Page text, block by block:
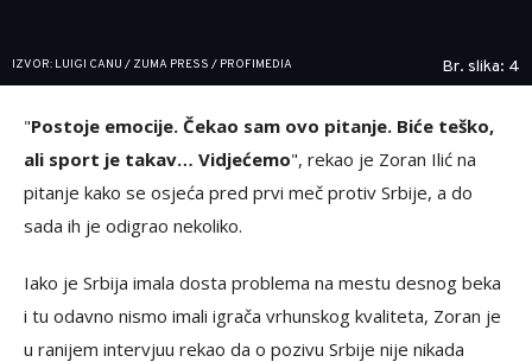
IZVOR: LUIGI CANU / ZUMA PRESS / PROFIMEDIA Br. slika: 4
"Postoje emocije. Čekao sam ovo pitanje. Biće teško,
ali sport je takav… Vidjećemo", rekao je Zoran Ilić na
pitanje kako se osjeća pred prvi meč protiv Srbije, a do
sada ih je odigrao nekoliko.
Iako je Srbija imala dosta problema na mestu desnog beka
i tu odavno nismo imali igrača vrhunskog kvaliteta, Zoran je
u ranijem intervjuu rekao da o pozivu Srbije nije nikada